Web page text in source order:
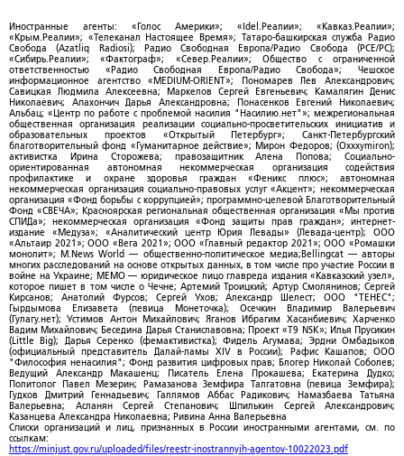
Иностранные агенты: «Голос Америки»; «Idel.Реалии»; «Кавказ.Реалии»;
«Крым.Реалии»; «Телеканал Настоящее Время»; Татаро-башкирская служба Радио
Свобода (Azatliq Radiosi); Радио Свободная Европа/Радио Свобода (PCE/PC);
«Сибирь.Реалии»; «Фактограф»; «Север.Реалии»; Общество с ограниченной
ответственностью «Радио Свободная Европа/Радио Свобода»; Чешское
информационное агентство «MEDIUM-ORIENT»; Пономарев Лев Александрович;
Савицкая Людмила Алексеевна; Маркелов Сергей Евгеньевич; Камалягин Денис
Николаевич; Апахончич Дарья Александровна; Понасенков Евгений Николаевич;
Альбац; «Центр по работе с проблемой насилия "Насилию.нет"»; межрегиональная
общественная организация реализации социально-просветительских инициатив и
образовательных проектов «Открытый Петербург»; Санкт-Петербургский
благотворительный фонд «Гуманитарное действие»; Мирон Федоров; (Oxxxymiron);
активистка Ирина Сторожева; правозащитник Алена Попова; Социально-
ориентированная автономная некоммерческая организация содействия
профилактике и охране здоровья граждан «Феникс плюс»; автономная
некоммерческая организация социально-правовых услуг «Акцент»; некоммерческая
организация «Фонд борьбы с коррупцией»; программно-целевой Благотворительный
Фонд «СВЕЧА»; Красноярская региональная общественная организация «Мы против
СПИДа»; некоммерческая организация «Фонд защиты прав граждан»; интернет-
издание «Медуза»; «Аналитический центр Юрия Левады» (Левада-центр); ООО
«Альтаир 2021»; ООО «Вега 2021»; ООО «Главный редактор 2021»; ООО «Ромашки
монолит»; M.News World — общественно-политическое медиа;Bellingcat — авторы
многих расследований на основе открытых данных, в том числе про участие России в
войне на Украине; МЕМО — юридическое лицо главреда издания «Кавказский узел»,
которое пишет в том числе о Чечне; Артемий Троицкий; Артур Смолянинов; Сергей
Кирсанов; Анатолий Фурсов; Сергей Ухов; Александр Шелест; ООО "ТЕНЕС";
Гырдымова Елизавета (певица Монеточка); Осечкин Владимир Валерьевич
(Гулагу.нет); Устимов Антон Михайлович; Яганов Ибрагим Хасанбиевич; Харченко
Вадим Михайлович; Беседина Дарья Станиславовна; Проект «T9 NSK»; Илья Прусикин
(Little Big); Дарья Серенко (фемактивистка); Фидель Агумава; Эрдни Омбадыков
(официальный представитель Далай-ламы XIV в России); Рафис Кашапов; ООО
"Философия ненасилия"; Фонд развития цифровых прав; Блогер Николай Соболев;
Ведущий Александр Макашенц; Писатель Елена Прокашева; Екатерина Дудко;
Политолог Павел Мезерин; Рамазанова Земфира Талгатовна (певица Земфира);
Гудков Дмитрий Геннадьевич; Галлямов Аббас Радикович; Намазбаева Татьяна
Валерьевна; Асланян Сергей Степанович; Шпилькин Сергей Александрович;
Казанцева Александра Николаевна; Ривина Анна Валерьевна
Списки организаций и лиц, признанных в России иностранными агентами, см. по
ссылкам:
https://minjust.gov.ru/uploaded/files/reestr-inostrannyih-agentov-10022023.pdf